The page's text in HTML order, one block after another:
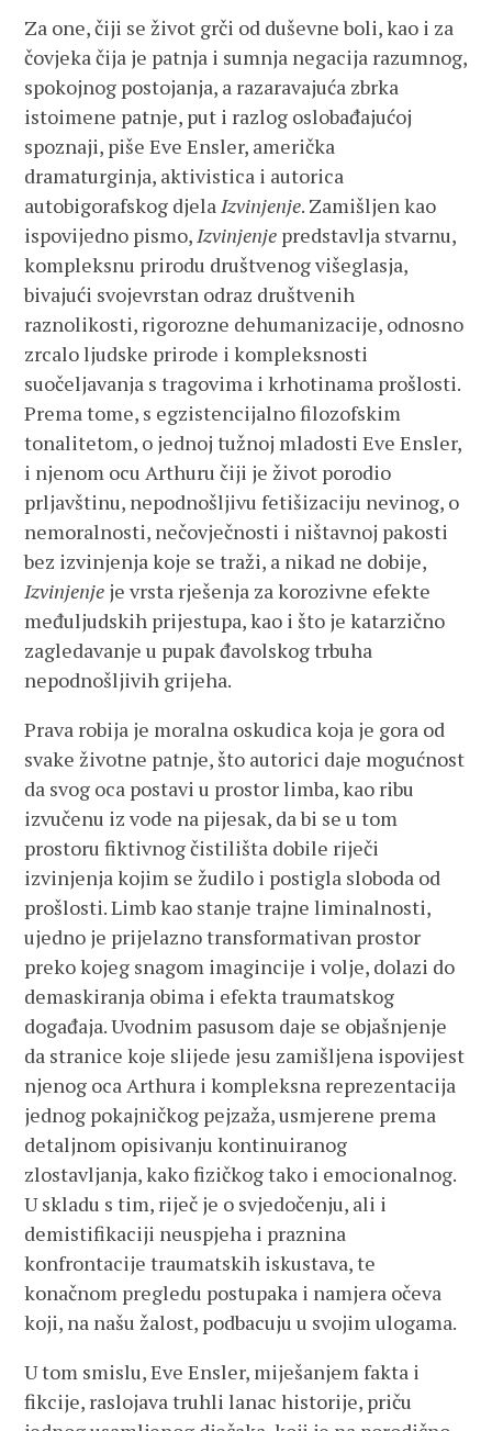
Za one, čiji se život grči od duševne boli, kao i za
čovjeka čija je patnja i sumnja negacija razumnog,
spokojnog postojanja, a razaravajuća zbrka
istoimene patnje, put i razlog oslobađajućoj
spoznaji, piše Eve Ensler, američka
dramaturginja, aktivistica i autorica
autobigorafskog djelaIzvinjenje. Zamišljen kao
ispovijedno pismo,Izvinjenje predstavlja stvarnu,
kompleksnu prirodu društvenog višeglasja,
bivajući svojevrstan odraz društvenih
raznolikosti, rigorozne dehumanizacije, odnosno
zrcalo ljudske prirode i kompleksnosti
suočeljavanja s tragovima i krhotinama prošlosti.
Prema tome, s egzistencijalno filozofskim
tonalitetom, o jednoj tužnoj mladosti Eve Ensler,
i njenom ocu Arthuru čiji je život porodio
prljavštinu, nepodnošljivu fetišizaciju nevinog, o
nemoralnosti, nečovječnosti i ništavnoj pakosti
bez izvinjenja koje se traži, a nikad ne dobije,
Izvinjenje je vrsta rješenja za korozivne efekte
međuljudskih prijestupa, kao i što je katarzično
zagledavanje u pupak đavolskog trbuha
nepodnošljivih grijeha.
Prava robija je moralna oskudica koja je gora od
svake životne patnje, što autorici daje mogućnost
da svog oca postavi u prostor limba, kao ribu
izvučenu iz vode na pijesak, da bi se u tom
prostoru fiktivnog čistilišta dobile riječi
izvinjenja kojim se žudilo i postigla sloboda od
prošlosti. Limb kao stanje trajne liminalnosti,
ujedno je prijelazno transformativan prostor
preko kojeg snagom imagincije i volje, dolazi do
demaskiranja obima i efekta traumatskog
događaja. Uvodnim pasusom daje se objašnjenje
da stranice koje slijede jesu zamišljena ispovijest
njenog oca Arthura i kompleksna reprezentacija
jednog pokajničkog pejzaža, usmjerene prema
detaljnom opisivanju kontinuiranog
zlostavljanja, kako fizičkog tako i emocionalnog.
U skladu s tim, riječ je o svjedočenju, ali i
demistifikaciji neuspjeha i praznina
konfrontacije traumatskih iskustava, te
konačnom pregledu postupaka i namjera očeva
koji, na našu žalost, podbacuju u svojim ulogama.
U tom smislu, Eve Ensler, miješanjem fakta i
fikcije, raslojava truhli lanac historije, priču